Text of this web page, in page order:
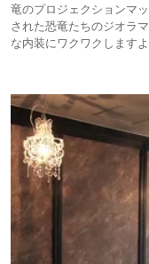
竜のプロジェクションマ
された恐竜たちのジオラ
な内装にワクワクしますよ